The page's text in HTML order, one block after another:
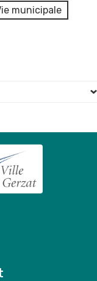
municipale